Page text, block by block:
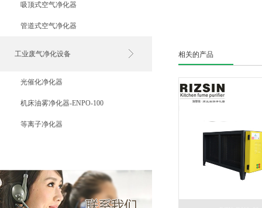
吸顶式空气净化器
管道式空气净化器
工业废气净化设备
光催化净化器
机床油雾净化器-ENPO-100
等离子净化器
相关的产品